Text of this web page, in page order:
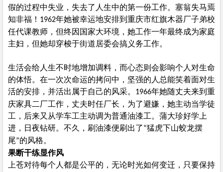
假的过程中失业，失去了人生中的第一份工作。塞翁失马焉
知非福！ 1962年她被幸运地安排到重庆市红旗木器厂子弟校
任代课教师，但终因国家大环境，她工作一年最终成为家庭
主妇，但她却穿梭于街道居委会搞义务工作。
生活会给人生不时地增加调料，而心态则会影响个人对生命
的体悟。在一次次命运的拷问中，坚强的人总能笑着面对生
活的安排，并活出属于自己的风采。 1966年她随丈夫来到重
庆家具二厂工作，丈夫时任厂长，为了避嫌，她主动当学徒
工，后来又从学车工主动调为普通油漆工。蒲大珍好学上
进，日夜钻研。不久，刷油漆便刷出了“猛虎下山蛟龙摆
尾”的风格。
果断干练显作风
上苍对待每个人都是公平的，无论时光如何变迁，只要保持